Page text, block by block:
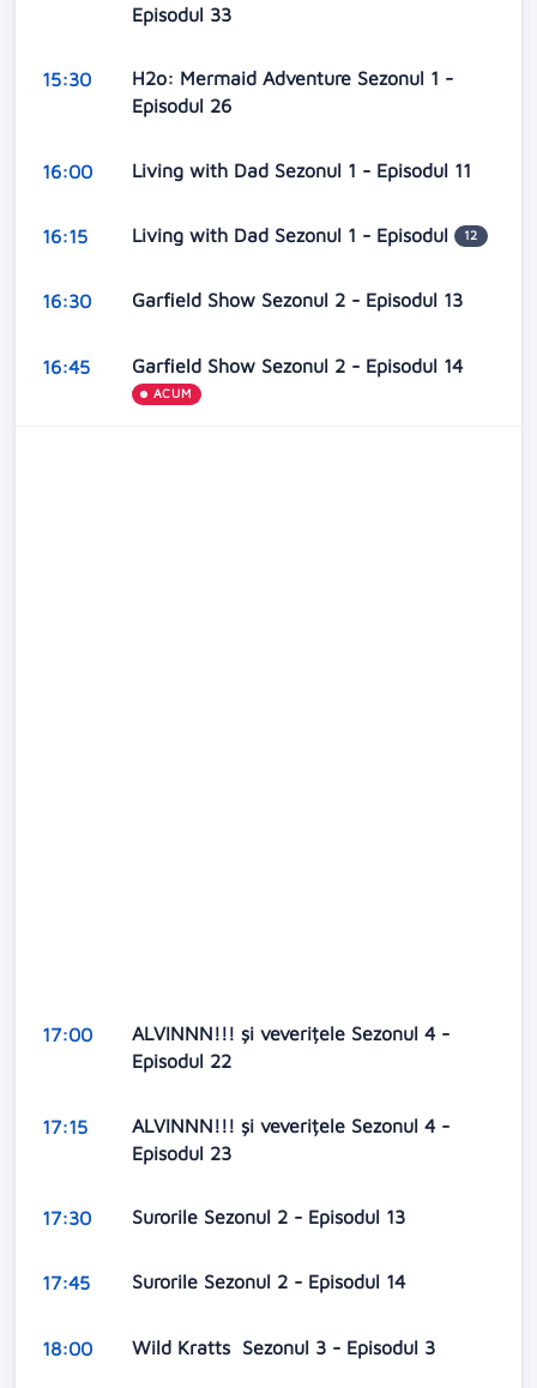
Episodul 33
15:30
H2o: Mermaid Adventure Sezonul 1 -
Episodul 26
16:00 Living with Dad Sezonul 1 - Episodul 11
16:15 Living with Dad Sezonul 1 - Episodul 12
16:30 Garfield Show Sezonul 2 - Episodul 13
16:45 Garfield Show Sezonul 2 - Episodul 14
ACUM
17:00
ALVINNN!!! și veverițele Sezonul 4 -
Episodul 22
17:15
ALVINNN!!! și veverițele Sezonul 4 -
Episodul 23
17:30 Surorile Sezonul 2 - Episodul 13
17:45 Surorile Sezonul 2 - Episodul 14
18:00 Wild Kratts Sezonul 3 - Episodul 3